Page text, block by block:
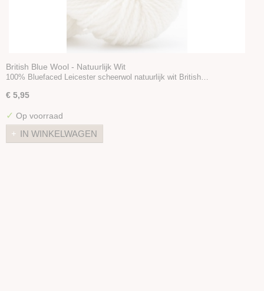
Kameel
Lama
Yak
Linnen
Bamboe
British Blue Wool - Natuurlijk Wit
100% Bluefaced Leicester scheerwol natuurlijk wit British…
€ 5,95
✓ Op voorraad
IN WINKELWAGEN